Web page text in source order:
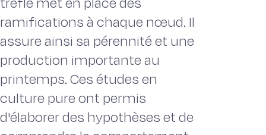
ramifications à chaque nœud. Il
assure ainsi sa pérennité et une
production importante au
printemps. Ces études en
culture pure ont permis
d'élaborer des hypothèses et de